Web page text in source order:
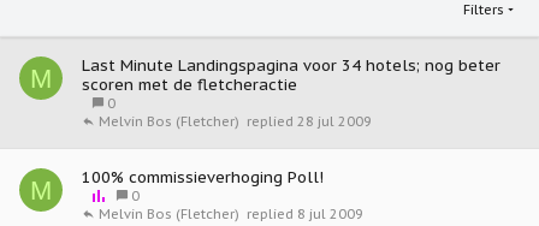
Filters
M
Last Minute Landingspagina voor 34 hotels; nog beter
scoren met de fletcheractie
0
28 jul 2009
Melvin Bos (Fletcher)
M 100% commissieverhoging Poll!
o
0
8 jul 2009
Melvin Bos (Fletcher)